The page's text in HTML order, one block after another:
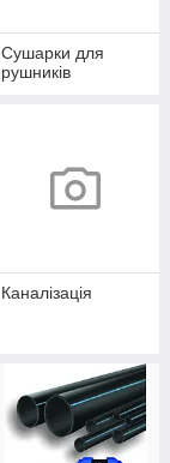
Сушарки для
рушників
Каналізація